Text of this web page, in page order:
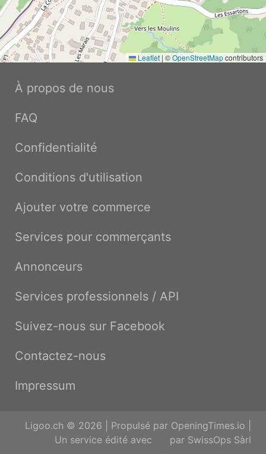
Leaflet | ©OpenStreetMapcontributors
À propos de nous
FAQ
Confidentialité
Conditions d'utilisation
Ajouter votre commerce
Services pour commerçants
Annonceurs
Services professionnels / API
Suivez-nous sur Facebook
Contactez-nous
Impressum
Ligoo.ch © 2026 | Propulsé par OpeningTimes.io
Un service édité avec
par SwissOps Sàrl